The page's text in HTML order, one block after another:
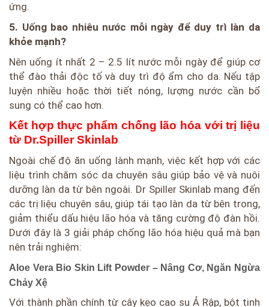
ứng.
5. Uống bao nhiêu nước mỗi ngày để duy trì làn da
khỏe mạnh?
Nên uống ít nhất 2 – 2.5 lít nước mỗi ngày để giúp cơ
thể đào thải độc tố và duy trì độ ẩm cho da. Nếu tập
luyện nhiều hoặc thời tiết nóng, lượng nước cần bổ
sung có thể cao hơn.
Kết hợp thực phẩm chống lão hóa với trị liệu
từ Dr.Spiller Skinlab
Ngoài chế độ ăn uống lành mạnh, việc kết hợp với các
liệu trình chăm sóc da chuyên sâu giúp bảo vệ và nuôi
dưỡng làn da từ bên ngoài. Dr Spiller Skinlab mang đến
các trị liệu chuyên sâu, giúp tái tạo làn da từ bên trong,
giảm thiểu dấu hiệu lão hóa và tăng cường độ đàn hồi.
Dưới đây là 3 giải pháp chống lão hóa hiệu quả mà bạn
nên trải nghiệm:
Aloe Vera Bio Skin Lift Powder – Nâng Cơ, Ngăn Ngừa
Chảy Xệ
Với thành phần chính từ cây kẹo cao su Ả Rập, bột tinh